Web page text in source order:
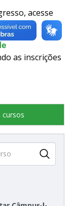
acesse
as inscrições
cursos